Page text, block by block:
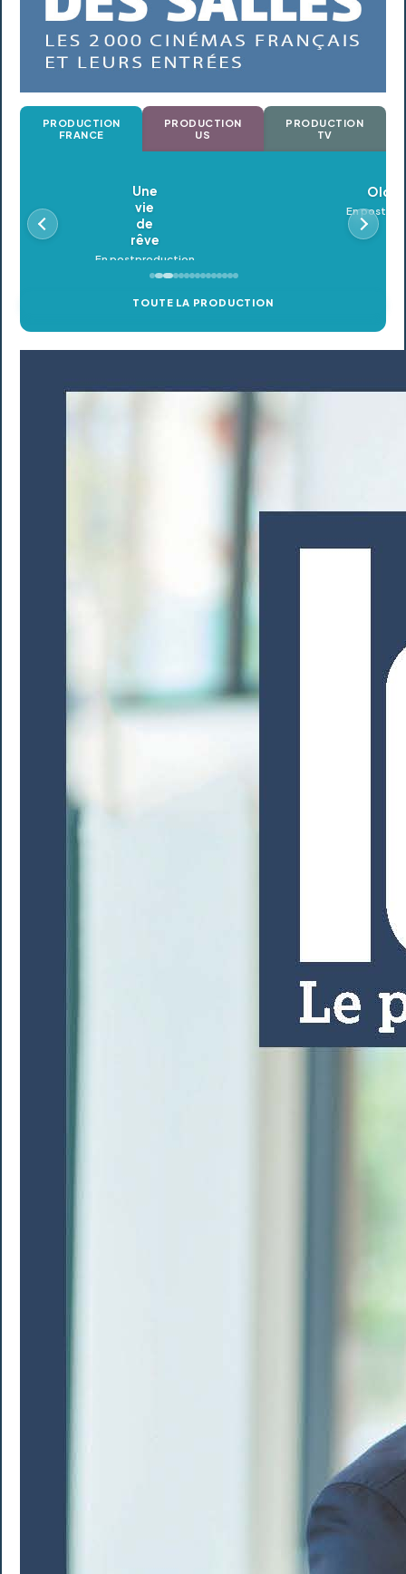
PRODUCTION
FRANCE
PRODUCTION
US
PRODUCTION
TV
Oldeupe
En postproduction
TOUTE LA PRODUCTION